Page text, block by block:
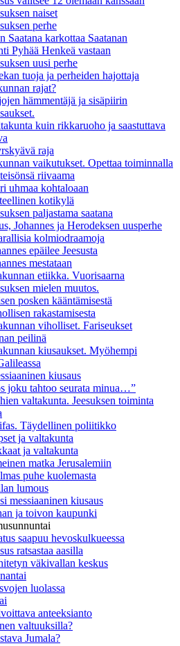
naiset
perhe
Saatana karkottaa Saatanan
Pyhää Henkeä vastaan
uusi perhe
tuoja ja perheiden hajottaja
rajat?
hämmentäjä ja sisäpiirin
kuin rikkaruoho ja saastuttava
raja
vaikutukset. Opettaa toiminnalla
riivaama
uhmaa kohtaloaan
kotikylä
paljastama saatana
Johannes ja Herodeksen uusperhe
kolmiodraamoja
epäilee Jeesusta
mestataan
etiikka. Vuorisaarna
mielen muutos.
posken kääntämisestä
rakastamisesta
viholliset. Fariseukset
peilinä
kiusaukset. Myöhempi
kiusaus
joku tahtoo seurata minua…”
valtakunta. Jeesuksen toiminta
Täydellinen poliitikko
ja valtakunta
ja valtakunta
matka Jerusalemiin
puhe kuolemasta
lumous
messiaaninen kiusaus
ja toivon kaupunki
saapuu hevoskulkueessa
ratsastaa aasilla
väkivallan keskus
luolassa
anteeksianto
valtuuksilla?
Jumala?